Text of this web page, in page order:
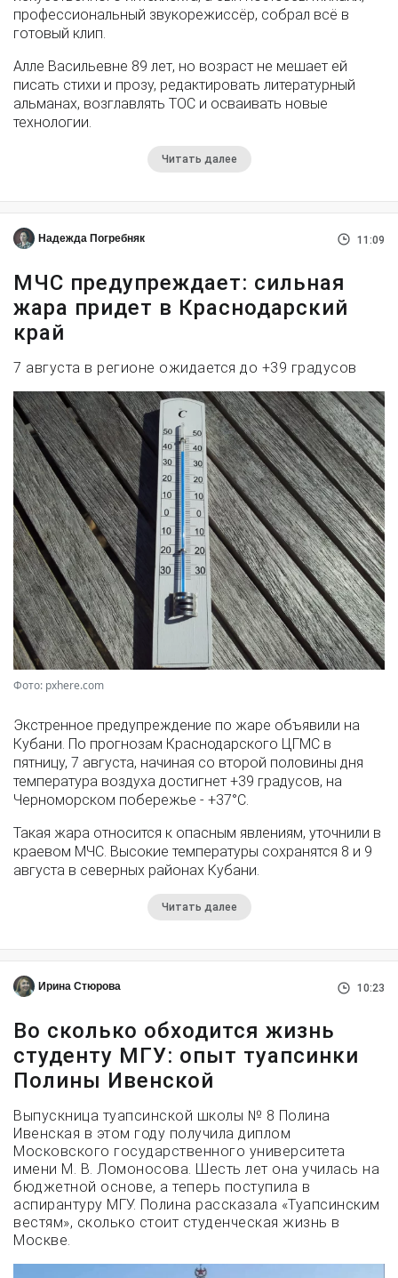
профессиональный звукорежиссёр, собрал всё в
готовый клип.
Алле Васильевне 89 лет, но возраст не мешает ей
писать стихи и прозу, редактировать литературный
альманах, возглавлять ТОС и осваивать новые
технологии.
Читать далее
Надежда Погребняк 11:09
МЧС предупреждает: сильная
жара придет в Краснодарский
край
7 августа в регионе ожидается до +39 градусов
Фото: pxhere.com
Экстренное предупреждение по жаре объявили на
Кубани. По прогнозам Краснодарского ЦГМС в
пятницу, 7 августа, начиная со второй половины дня
температура воздуха достигнет +39 градусов, на
Черноморском побережье - +37°­С.
Такая жара относится к опасным явлениям, уточнили в
краевом МЧС. Высокие температуры сохранятся 8 и 9
августа в северных районах Кубани.
Читать далее
Ирина Стюрова 10:23
Во сколько обходится жизнь
студенту МГУ: опыт туапсинки
Полины Ивенской
Выпускница туапсинской школы № 8 Полина
Ивенская в этом году получила диплом
Московского государственного университета
имени М. В. Ломоносова. Шесть лет она училась на
бюджетной основе, а теперь поступила в
аспирантуру МГУ. Полина рассказала «Туапсинским
вестям», сколько стоит студенческая жизнь в
Москве.